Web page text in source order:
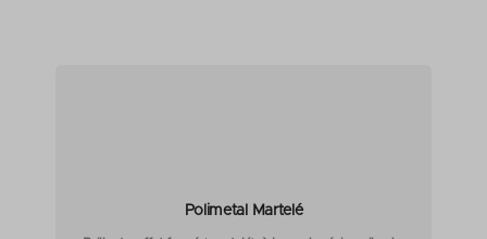
Polimetal Martelé